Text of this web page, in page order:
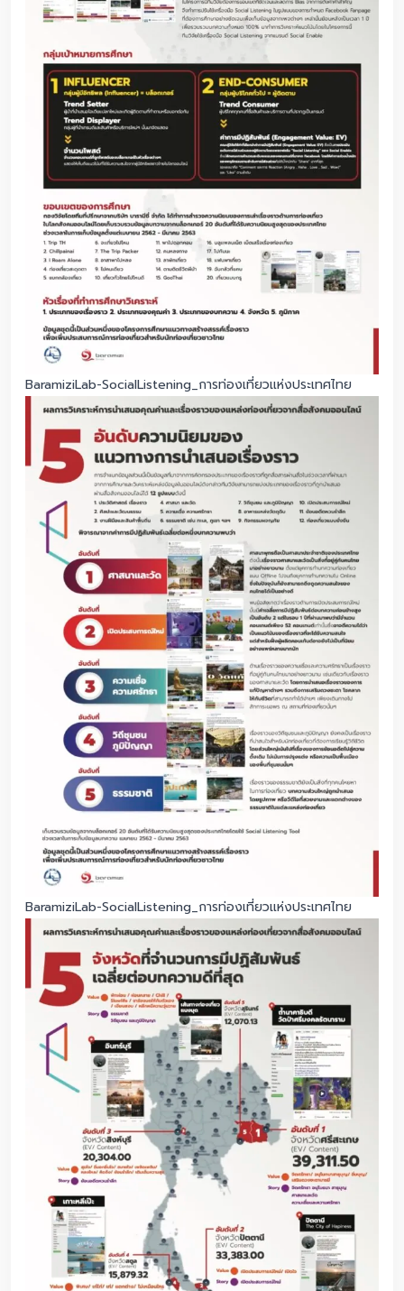
BaramiziLab-SocialListening_การท่องเที่ยวแห่งประเทศไทย
BaramiziLab-SocialListening_การท่องเที่ยวแห่งประเทศไทย